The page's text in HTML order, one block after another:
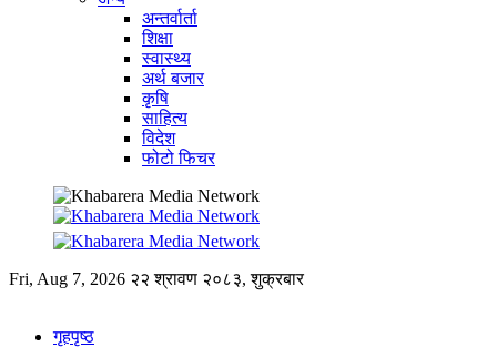
अन्तर्वार्ता
शिक्षा
स्वास्थ्य
अर्थ बजार
कृषि
साहित्य
विदेश
फोटो फिचर
Fri, Aug 7, 2026 २२ श्रावण २०८३, शुक्रबार
गृहपृष्ठ